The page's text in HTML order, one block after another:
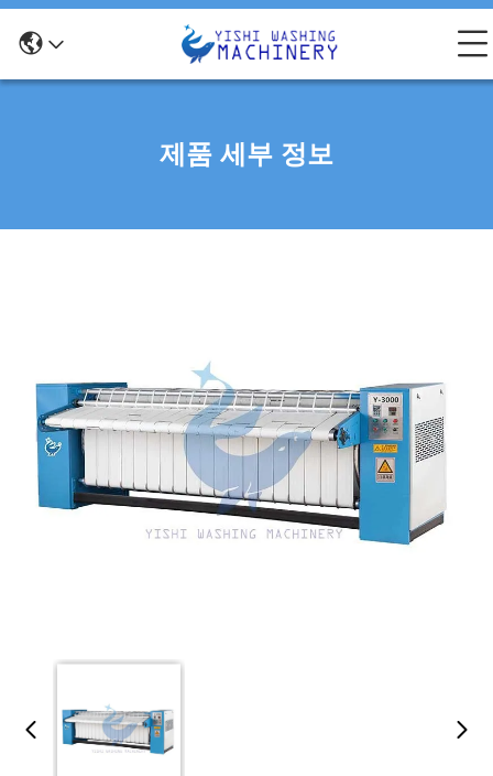
제품 세부 정보